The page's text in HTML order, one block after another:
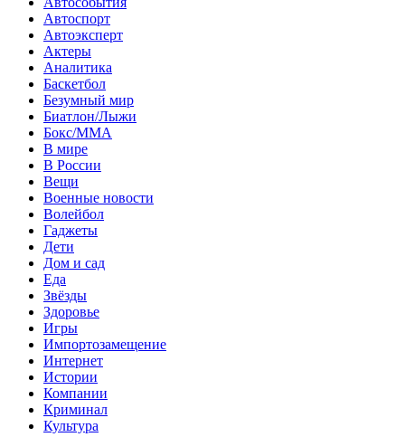
Автоспорт
Автоэксперт
Актеры
Аналитика
Баскетбол
Безумный мир
Биатлон/Лыжи
Бокс/MMA
В мире
В России
Вещи
Военные новости
Волейбол
Гаджеты
Дети
Дом и сад
Еда
Звёзды
Здоровье
Игры
Импортозамещение
Интернет
Истории
Компании
Криминал
Культура